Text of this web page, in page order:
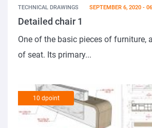
TECHNICAL DRAWINGS SEPTEMBER 6, 2020 -
Detailed chair 1
One of the basic pieces of furniture,
of seat. Its primary...
10 dpoint